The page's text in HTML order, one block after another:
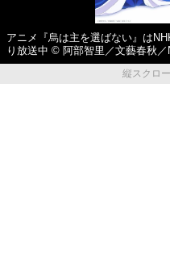
アニメ『烏は主を選ばない』は
り放送中 © 阿部智里／文藝春秋
縦スクロ